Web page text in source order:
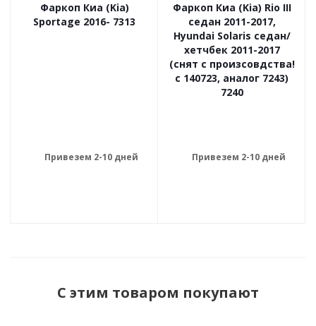
Фаркоп Киа (Kia)
Sportage 2016- 7313
Привезем 2-10 дней
Фаркоп Киа (Kia) Rio III
седан 2011-2017,
Hyundai Solaris седан/
хетчбек 2011-2017
(снят с произсовдства!
с 140723, аналог 7243)
7240
Привезем 2-10 дней
С этим товаром покупают